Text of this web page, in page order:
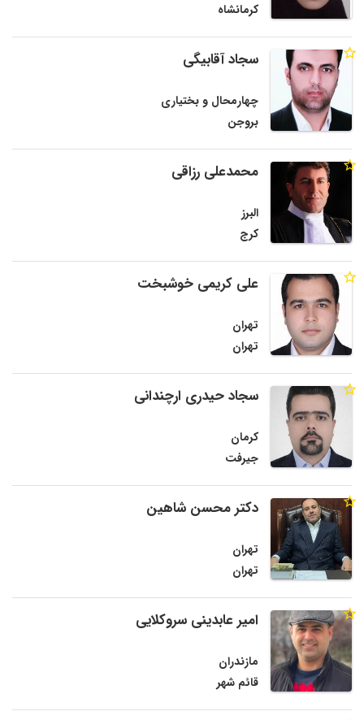
کرمانشاه
سجاد آقابیگی
چهارمحال و بختیاری
بروجن
محمدعلی رزاقی
البرز
کرج
علی کریمی خوشبخت
تهران
تهران
سجاد حیدری ارچندانی
کرمان
جیرفت
دکتر محسن شاهین
تهران
تهران
امیر عابدینی سروکلایی
مازندران
قائم شهر